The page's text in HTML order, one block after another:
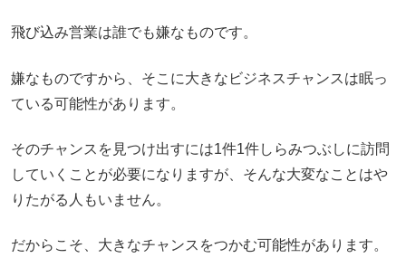
飛び込み営業は誰でも嫌なものです。
嫌なものですから、そこに大きなビジネスチャンスは眠っ
ている可能性があります。
そのチャンスを見つけ出すには1件1件しらみつぶしに訪問
していくことが必要になりますが、そんな大変なことはや
りたがる人もいません。
だからこそ、大きなチャンスをつかむ可能性があります。